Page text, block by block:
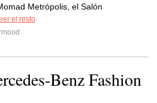
Metrópolis, el Salón
el resto
Benz Fashion